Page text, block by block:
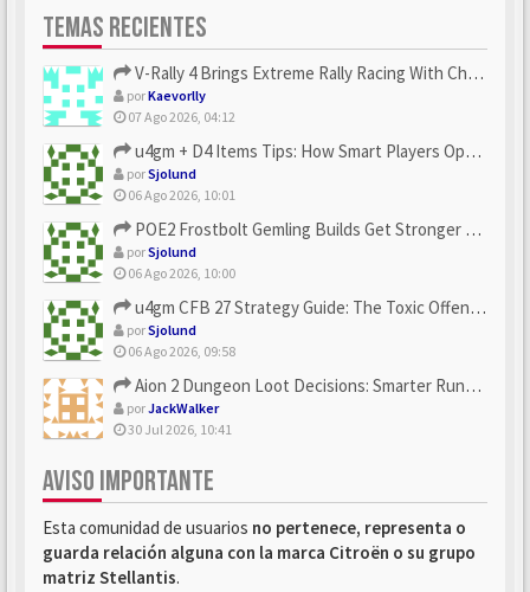
TEMAS RECIENTES
V-Rally 4 Brings Extreme Rally Racing With Challenging Track...
porKaevorlly
07 Ago 2026, 04:12
u4gm + D4 Items Tips: How Smart Players Optimize Gear, Build...
porSjolund
06 Ago 2026, 10:01
POE2 Frostbolt Gemling Builds Get Stronger With u4gm’s Ice C...
porSjolund
06 Ago 2026, 10:00
u4gm CFB 27 Strategy Guide: The Toxic Offensive Scheme Your ...
porSjolund
06 Ago 2026, 09:58
Aion 2 Dungeon Loot Decisions: Smarter Runs With U4N
porJackWalker
30 Jul 2026, 10:41
AVISO IMPORTANTE
Esta comunidad de usuarios no pertenece, representa o
guarda relación alguna con la marca Citroën o su grupo
matriz Stellantis.